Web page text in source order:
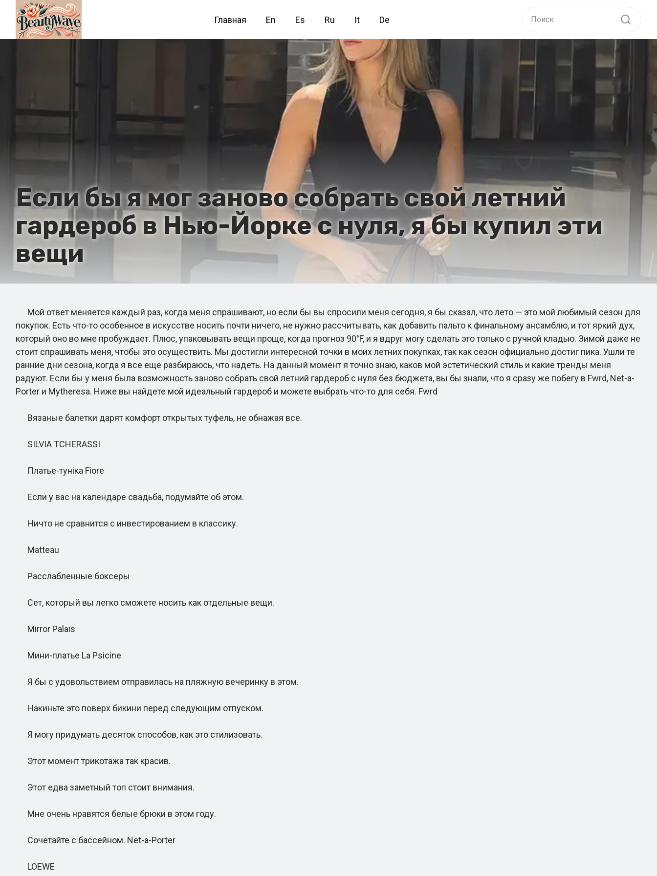
Главная En Es Ru It De
Если бы я мог заново собрать свой летний
гардероб в Нью-Йорке с нуля, я бы купил эти
вещи
Мой ответ меняется каждый раз, когда меня спрашивают, но если бы вы спросили меня сегодня, я бы сказал, что лето — это мой любимый сезон для
покупок. Есть что-то особенное в искусстве носить почти ничего, не нужно рассчитывать, как добавить пальто к финальному ансамблю, и тот яркий дух,
который оно во мне пробуждает. Плюс, упаковывать вещи проще, когда прогноз 90°F, и я вдруг могу сделать это только с ручной кладью. Зимой даже не
стоит спрашивать меня, чтобы это осуществить. Мы достигли интересной точки в моих летних покупках, так как сезон официально достиг пика. Ушли те
ранние дни сезона, когда я все еще разбираюсь, что надеть. На данный момент я точно знаю, каков мой эстетический стиль и какие тренды меня
радуют. Если бы у меня была возможность заново собрать свой летний гардероб с нуля без бюджета, вы бы знали, что я сразу же побегу в Fwrd, Net-a-
Porter и Mytheresa. Ниже вы найдете мой идеальный гардероб и можете выбрать что-то для себя. Fwrd
Вязаные балетки дарят комфорт открытых туфель, не обнажая все.
SILVIA TCHERASSI
Платье-туніка Fiore
Если у вас на календаре свадьба, подумайте об этом.
Ничто не сравнится с инвестированием в классику.
Matteau
Расслабленные боксеры
Сет, который вы легко сможете носить как отдельные вещи.
Mirror Palais
Мини-платье La Psicine
Я бы с удовольствием отправилась на пляжную вечеринку в этом.
Накиньте это поверх бикини перед следующим отпуском.
Я могу придумать десяток способов, как это стилизовать.
Этот момент трикотажа так красив.
Этот едва заметный топ стоит внимания.
Мне очень нравятся белые брюки в этом году.
Сочетайте с бассейном. Net-a-Porter
LOEWE